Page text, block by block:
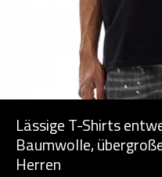
Lässige T-Shirts
Baumwolle,
Herren